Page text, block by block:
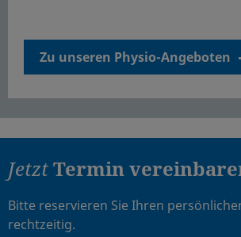
Zu unseren Physio-Angeboten
JetztTermin
Bitte reservieren Sie Ihren
rechtzeitig.